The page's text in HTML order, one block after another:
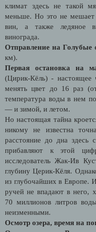
климат здесь не такой
меньше. Но это не мешает
вин, а также ледяное
винограда.
Отправление на Голубые
км).
Первая остановка на
(Цирик-Кёль) -
менять цвет до 16 раз
температура воды в нем
— и зимой, и летом.
Но настоящая тайна
никому не известна
расстояние до дна здесь
прибавляют к этой
исследователь Жак-Ив
глубину Церик-Кёля.
из глубочайших в Европе.
ручей не впадают в него,
70 миллионов литров
неизменными.
Осмотр озера, время на